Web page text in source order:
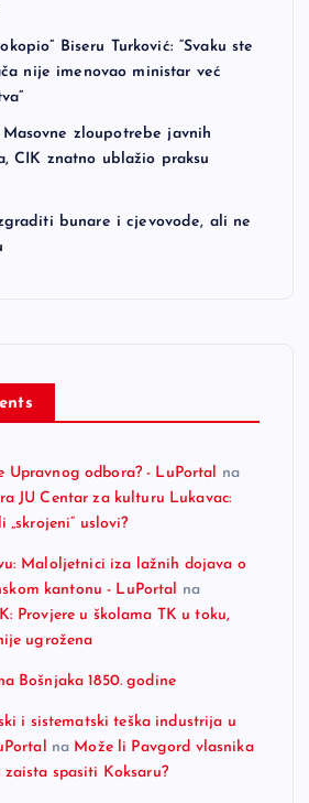
Biseru Turković: “Svaku ste
nije imenovao ministar već
zloupotrebe javnih
CIK znatno ublažio praksu
bunare i cjevovode, ali ne
Upravnog odbora? - LuPortal
na
JU Centar za kulturu Lukavac:
uslovi?
Maloljetnici iza lažnih dojava o
kantonu - LuPortal na
Provjere u školama TK u toku,
ugrožena
Bošnjaka 1850. godine
i sistematski teška industrija u
na Može li Pavgord vlasnika
spasiti Koksaru?